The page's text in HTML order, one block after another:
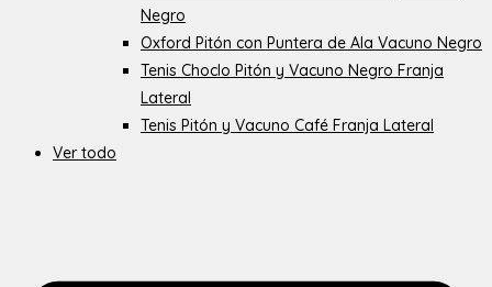
Negro
Oxford Pitón con Puntera de Ala Vacuno Negro
Tenis Choclo Pitón y Vacuno Negro Franja
Lateral
Tenis Pitón y Vacuno Café Franja Lateral
Ver todo